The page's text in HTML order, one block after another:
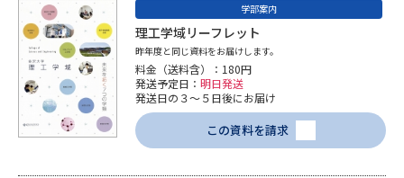
学部案内
理工学域リーフレット
昨年度と同じ資料をお届けします。
料金（送料含）：180円
発送予定日： 明日発送
発送日の３～５日後にお届け
この資料を請求